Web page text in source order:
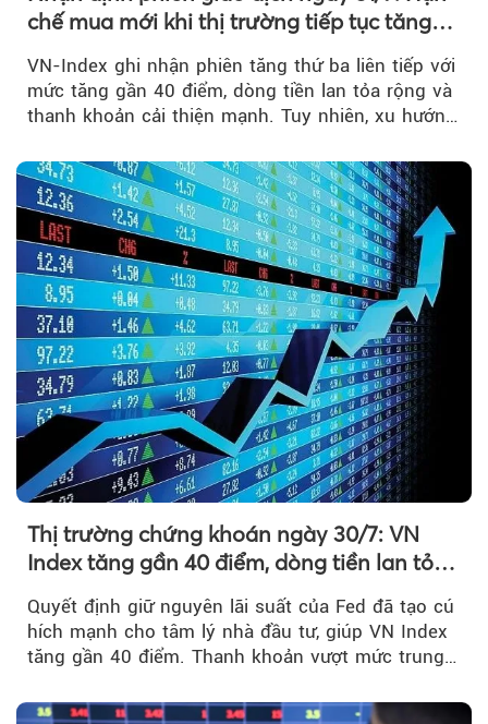
chế mua mới khi thị trường tiếp tục tăng
VN-Index ghi nhận phiên tăng thứ ba liên tiếp với
mức tăng gần 40 điểm, dòng tiền lan tỏa rộng và
thanh khoản cải thiện mạnh. Tuy nhiên, xu hướng
Thị trường chứng khoán ngày 30/7: VN
Index tăng gần 40 điểm, dòng tiền lan tỏa
Quyết định giữ nguyên lãi suất của Fed đã tạo cú
hích mạnh cho tâm lý nhà đầu tư, giúp VN Index
tăng gần 40 điểm. Thanh khoản vượt mức trung